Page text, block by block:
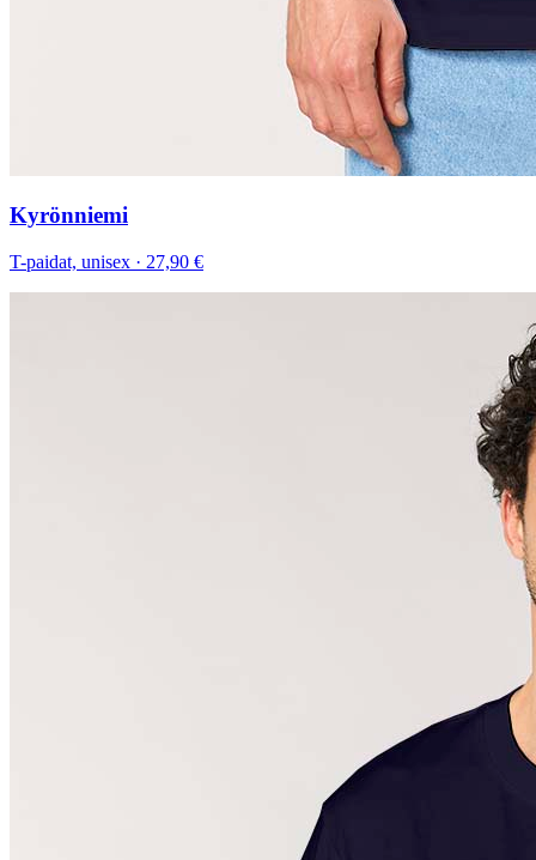
Kyrönniemi
T-paidat, unisex · 27,90 €